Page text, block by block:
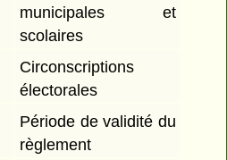
municipales et
scolaires
Circonscriptions
électorales
Période de validité du
règlement